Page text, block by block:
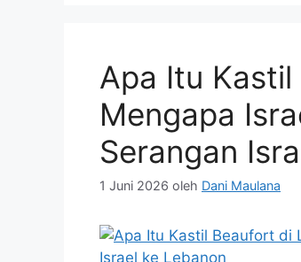
Apa Itu
Mengapa
Serangan
1 Juni 2026 oleh Dani Maulana